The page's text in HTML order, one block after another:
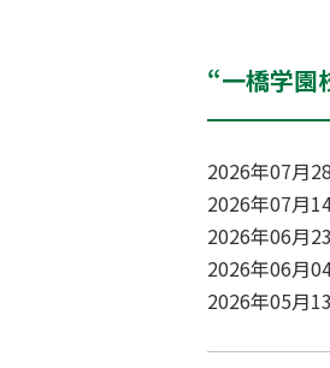
“一橋学園
2026年07月
2026年07月
2026年06月
2026年06月
2026年05月